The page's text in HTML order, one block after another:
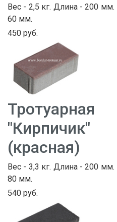
Вес - 2,5 кг. Длина - 200
60 мм.
450 руб.
"Кирпичик"
(красная)
Вес - 3,3 кг. Длина - 200
80 мм.
540 руб.